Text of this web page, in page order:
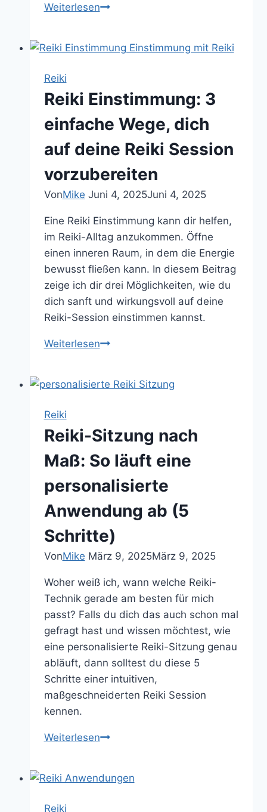
WeiterlesenReiki-
integrieren:
sich
ihre
Kraft
Reiki
Reiki Einstimmung: 3
einfache Wege, dich
auf deine Reiki Session
vorzubereiten
VonMike Juni 4, 2025Juni 4, 2025
Eine Reiki Einstimmung kann dir helfen,
im Reiki-Alltag anzukommen. Öffne
einen inneren Raum, in dem die Energie
bewusst fließen kann. In diesem Beitrag
zeige ich dir drei Möglichkeiten, wie du
dich sanft und wirkungsvoll auf deine
Reiki-Session einstimmen kannst.
WeiterlesenReiki
einfache
auf
deine
Session
vorzubereiten
Reiki
Reiki-Sitzung nach
Maß: So läuft eine
personalisierte
Anwendung ab (5
Schritte)
VonMike März 9, 2025März 9, 2025
Woher weiß ich, wann welche Reiki-
Technik gerade am besten für mich
passt? Falls du dich das auch schon mal
gefragt hast und wissen möchtest, wie
eine personalisierte Reiki-Sitzung genau
abläuft, dann solltest du diese 5
Schritte einer intuitiven,
maßgeschneiderten Reiki Session
kennen.
WeiterlesenReiki-
Maß:
Reiki